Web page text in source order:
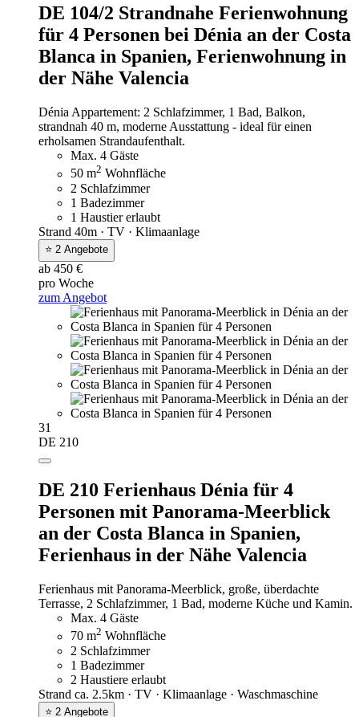
DE 104/2 Strandnahe Ferienwohnung
für 4 Personen bei Dénia an der Costa
Blanca in Spanien, Ferienwohnung in
der Nähe Valencia
Dénia Appartement: 2 Schlafzimmer, 1 Bad, Balkon,
strandnah 40 m, moderne Ausstattung - ideal für einen
erholsamen Strandaufenthalt.
Max. 4 Gäste
50 m2 Wohnfläche
2 Schlafzimmer
1 Badezimmer
1 Haustier erlaubt
Strand 40m · TV · Klimaanlage
⭐ 2 Angebote
ab 450 €
pro Woche
zum Angebot
31
DE 210
DE 210 Ferienhaus Dénia für 4
Personen mit Panorama-Meerblick
an der Costa Blanca in Spanien,
Ferienhaus in der Nähe Valencia
Ferienhaus mit Panorama-Meerblick, große, überdachte
Terrasse, 2 Schlafzimmer, 1 Bad, moderne Küche und Kamin.
Max. 4 Gäste
70 m2 Wohnfläche
2 Schlafzimmer
1 Badezimmer
2 Haustiere erlaubt
Strand ca. 2.5km · TV · Klimaanlage · Waschmaschine
⭐ 2 Angebote